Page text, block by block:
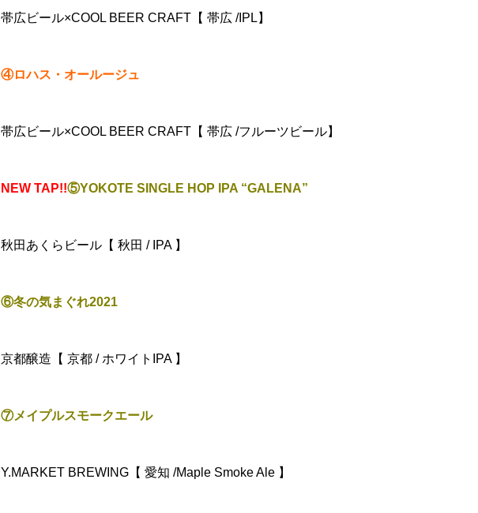
帯広ビール×COOL BEER CRAFT【 帯広 /IPL】
④ロハス・オールージュ
帯広ビール×COOL BEER CRAFT【 帯広 /フルーツビール】
NEW TAP!!⑤YOKOTE SINGLE HOP IPA “GALENA”
秋田あくらビール【 秋田 / IPA 】
⑥冬の気まぐれ2021
京都醸造【 京都 / ホワイトIPA 】
⑦メイプルスモークエール
Y.MARKET BREWING【 愛知 /Maple Smoke Ale 】